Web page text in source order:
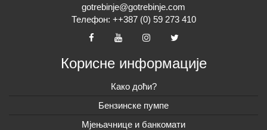
gotrebinje@gotrebinje.com
Телефон: ++387 (0) 59 273 410
Корисне информације
Како доћи?
Бензинске пумпе
Мјењачнице и банкомати